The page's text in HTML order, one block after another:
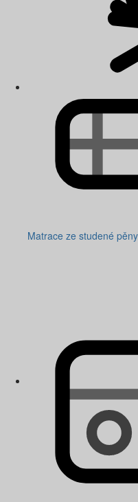
Matrace ze studené pěny